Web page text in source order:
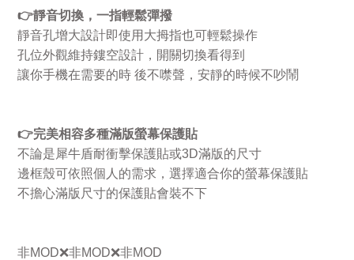
👉靜音切換，一指輕鬆彈撥
靜音孔增大設計即使用大拇指也可輕鬆操作
孔位外觀維持鏤空設計，開關切換看得到
讓你手機在需要的時 後不噤聲，安靜的時候不吵鬧
👉完美相容多種滿版螢幕保護貼
不論是犀牛盾耐衝擊保護貼或3D滿版的尺寸
邊框殼可依照個人的需求，選擇適合你的螢幕保護貼
不擔心滿版尺寸的保護貼會裝不下
非MOD❌非MOD❌非MOD